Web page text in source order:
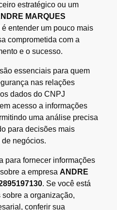
estratégico ou um
MARQUES
é entender um pouco mais
comprometida com a
e o sucesso.
essenciais para quem
nas relações
dados do CNPJ
acesso a informações
uma análise precisa
para decisões mais
negócios.
para fornecer informações
a empresa ANDRE
. Se você está
a organização,
conferir sua